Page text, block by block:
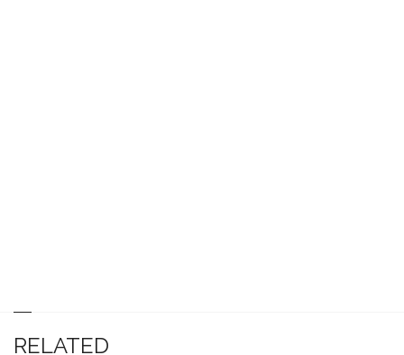
RELATED